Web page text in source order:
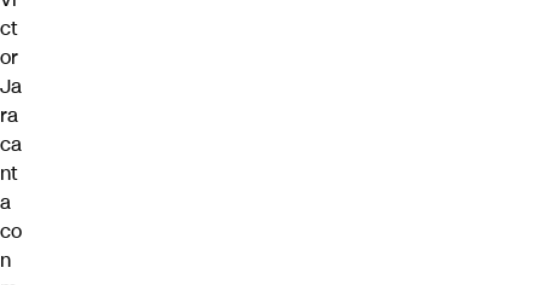
ct
or
Ja
ra
ca
nt
a
co
n